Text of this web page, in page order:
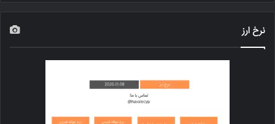
نرخ ارز